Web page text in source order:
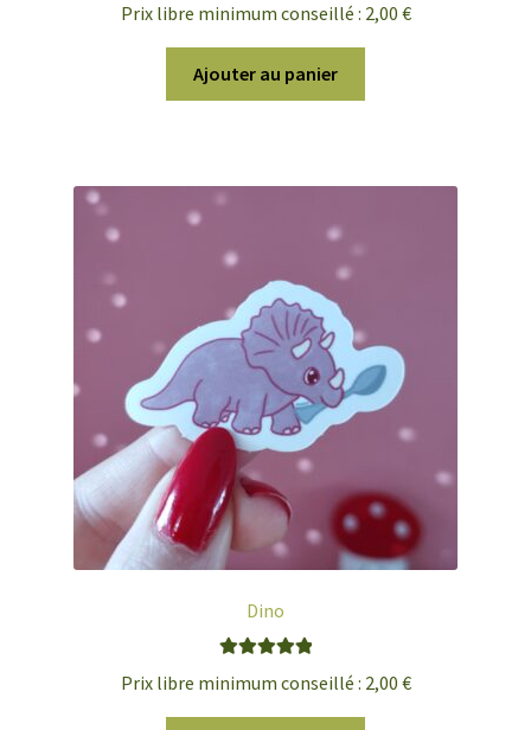
Prix libre minimum conseillé : 2,00 €
Ajouter au panier
Dino
Prix libre minimum conseillé : 2,00 €